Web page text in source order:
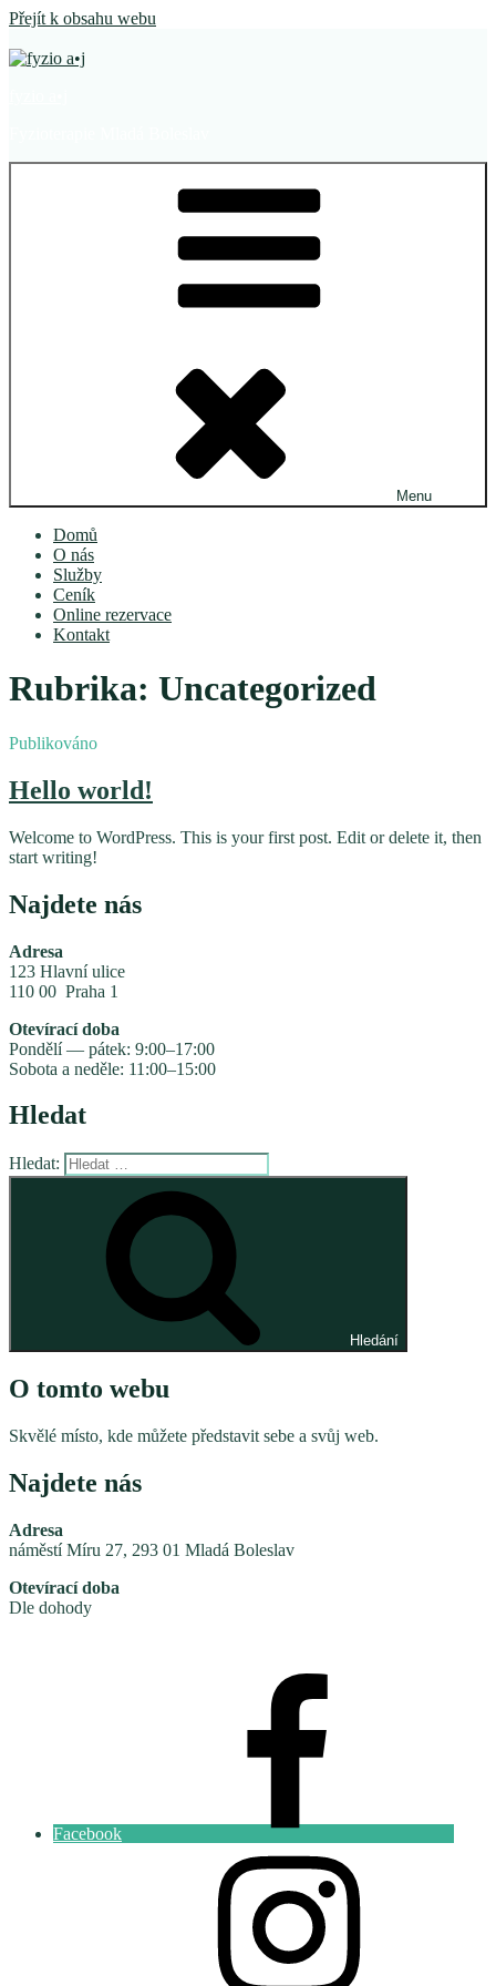
Přejít k obsahu webu
Menu
Domů
O nás
Služby
Ceník
Online rezervace
Kontakt
Rubrika: Uncategorized
Publikováno
Hello world!
Welcome to WordPress. This is your first post. Edit or delete it, then
start writing!
Najdete nás
Adresa
123 Hlavní ulice
110 00 Praha 1
Otevírací doba
Pondělí — pátek: 9:00–17:00
Sobota a neděle: 11:00–15:00
Hledat
Hledat:
Hledání
O tomto webu
Skvělé místo, kde můžete představit sebe a svůj web.
Najdete nás
Adresa
náměstí Míru 27, 293 01 Mladá Boleslav
Otevírací doba
Dle dohody
Facebook